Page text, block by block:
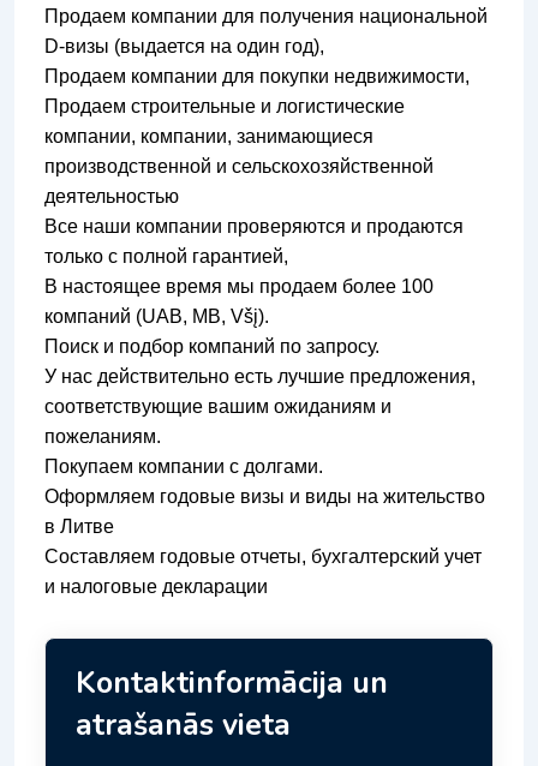
Продаем компании для получения национальной
D-визы (выдается на один год),
Продаем компании для покупки недвижимости,
Продаем строительные и логистические
компании, компании, занимающиеся
производственной и сельскохозяйственной
деятельностью
Все наши компании проверяются и продаются
только с полной гарантией,
В настоящее время мы продаем более 100
компаний (UAB, MB, Všį).
Поиск и подбор компаний по запросу.
У нас действительно есть лучшие предложения,
соответствующие вашим ожиданиям и
пожеланиям.
Покупаем компании с долгами.
Оформляем годовые визы и виды на жительство
в Литве
Составляем годовые отчеты, бухгалтерский учет
и налоговые декларации
Kontaktinformācija un
atrašanās vieta